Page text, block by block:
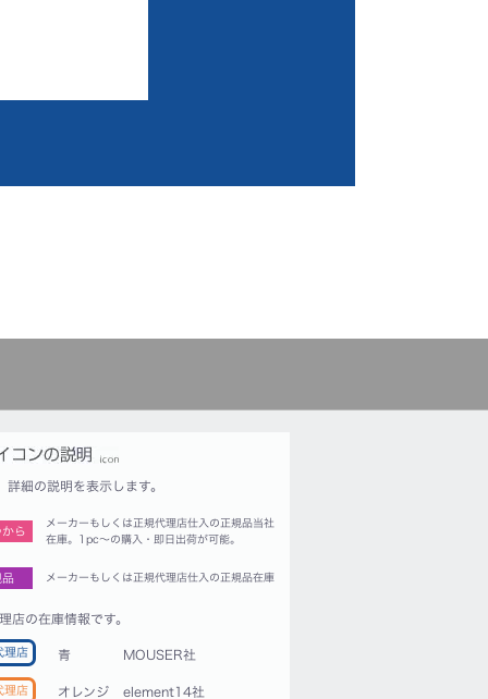
詳細の説明を表示します。
ら
メーカーもしくは正規代理店仕入の正規品当社
在庫。1pc〜の購入・即日出荷が可能。
メーカーもしくは正規代理店仕入の正規品在庫
店の在庫情報です。
理店
理店
青 MOUSER社
オレンジ element14社